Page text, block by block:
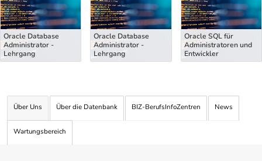
Oracle Database
Administrator -
Lehrgang
Oracle Database
Administrator -
Lehrgang
Oracle SQL für
Administratoren und
Entwickler
Über Uns Über die Datenbank BIZ-BerufsInfoZentren News
Wartungsbereich